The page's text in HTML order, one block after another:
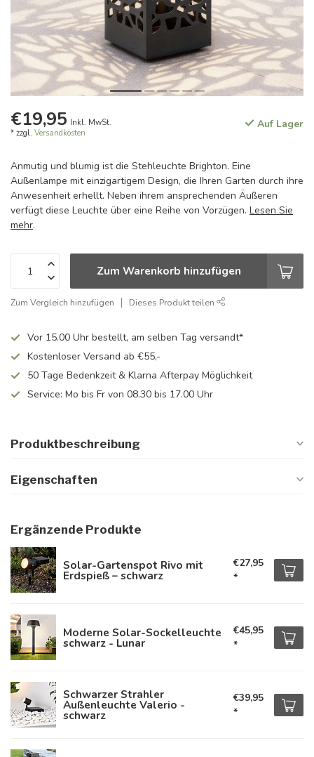
€19,95 Inkl. MwSt.
* zzgl. Versandkosten
Auf Lager
Anmutig und blumig ist die Stehleuchte Brighton. Eine
Außenlampe mit einzigartigem Design, die Ihren Garten durch ihre
Anwesenheit erhellt. Neben ihrem ansprechenden Äußeren
verfügt diese Leuchte über eine Reihe von Vorzügen. Lesen Sie
mehr.
Zum Warenkorb hinzufügen
Zum Vergleich hinzufügen Dieses Produkt teilen
Vor 15.00 Uhr bestellt, am selben Tag versandt*
Kostenloser Versand ab €55,-
50 Tage Bedenkzeit & Klarna Afterpay Möglichkeit
Service: Mo bis Fr von 08.30 bis 17.00 Uhr
Produktbeschreibung
Eigenschaften
Ergänzende Produkte
Solar-Gartenspot Rivo mit
Erdspieß – schwarz
€27,95
*
Moderne Solar-Sockelleuchte
schwarz - Lunar
€45,95
*
Schwarzer Strahler
Außenleuchte Valerio -
schwarz
€39,95
*